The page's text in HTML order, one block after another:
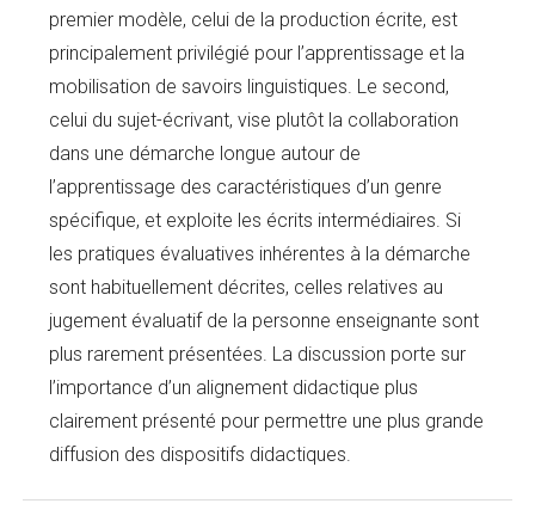
premier modèle, celui de la production écrite, est
principalement privilégié pour l’apprentissage et la
mobilisation de savoirs linguistiques. Le second,
celui du sujet-écrivant, vise plutôt la collaboration
dans une démarche longue autour de
l’apprentissage des caractéristiques d’un genre
spécifique, et exploite les écrits intermédiaires. Si
les pratiques évaluatives inhérentes à la démarche
sont habituellement décrites, celles relatives au
jugement évaluatif de la personne enseignante sont
plus rarement présentées. La discussion porte sur
l’importance d’un alignement didactique plus
clairement présenté pour permettre une plus grande
diffusion des dispositifs didactiques.